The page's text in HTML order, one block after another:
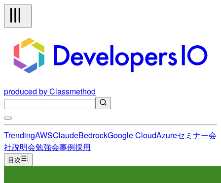
produced by Classmethod
TrendingAWSClaudeBedrockGoogle CloudAzureセミナー会
社説明会勉強会事例採用
目次